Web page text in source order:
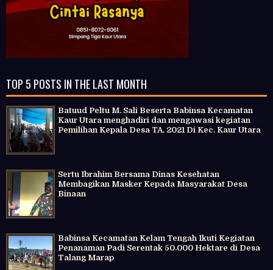
TOP 5 POSTS IN THE LAST MONTH
Batuud Peltu M. Sali Beserta Babinsa Kecamatan
Kaur Utara menghadiri dan mengawasi kegiatan
Pemilihan Kepala Desa TA. 2021 Di Kec. Kaur Utara
Sertu Ibrahim Bersama Dinas Kesehatan
Membagikan Masker Kepada Masyarakat Desa
Binaan
Babinsa Kecamatan Kelam Tengah Ikuti Kegiatan
Penanaman Padi Serentak 50.000 Hektare di Desa
Talang Marap